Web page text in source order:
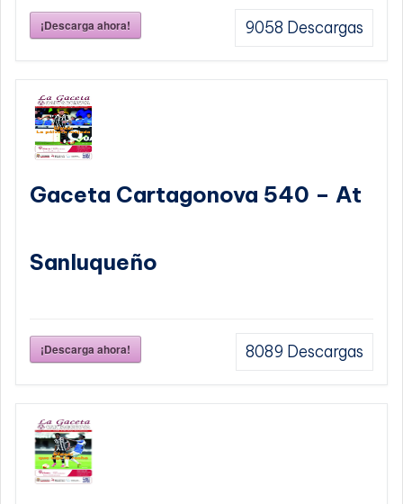
¡Descarga ahora! 9058 Descargas
Gaceta Cartagonova 540 – At
Sanluqueño
¡Descarga ahora! 8089 Descargas